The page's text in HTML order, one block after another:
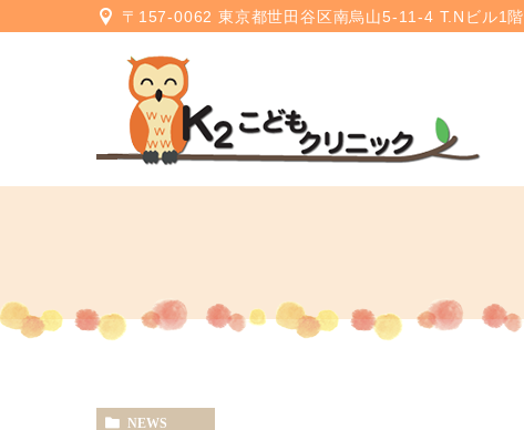
〒157-0062 東京都世田谷区南烏山5-11-4 T.Nビル1階
NEWS